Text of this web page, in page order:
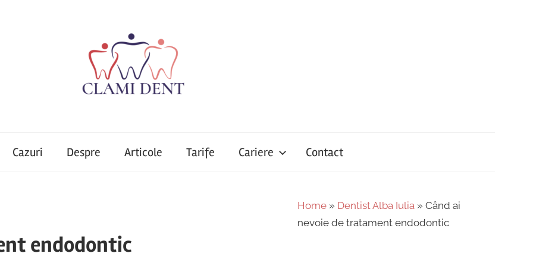
Cazuri Despre Articole Tarife Cariere Contact
endodontic
Home » Dentist Alba Iulia » Când ai
nevoie de tratament endodontic